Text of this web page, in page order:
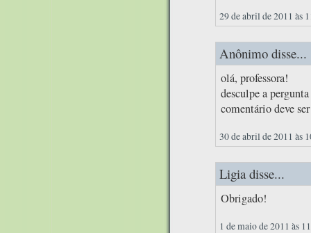
29 de abril de 2011 às
Anônimo disse...
olá, professora!
desculpe a
comentário deve
30 de abril de 2011 às
Ligia disse...
Obrigado!
1 de maio de 2011 às